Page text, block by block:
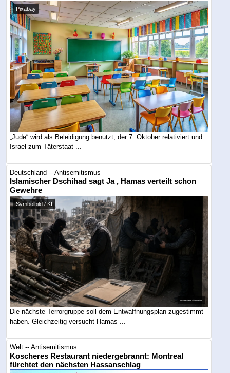
Pixabay
„Jude“ wird als Beleidigung benutzt, der 7. Oktober relativiert und
Israel zum Täterstaat ...
Deutschland -- Antisemitismus
Islamischer Dschihad sagt Ja , Hamas verteilt schon
Gewehre
Symbolbild / KI
Die nächste Terrorgruppe soll dem Entwaffnungsplan zugestimmt
haben. Gleichzeitig versucht Hamas ...
Welt -- Antisemitismus
Koscheres Restaurant niedergebrannt: Montreal
fürchtet den nächsten Hassanschlag